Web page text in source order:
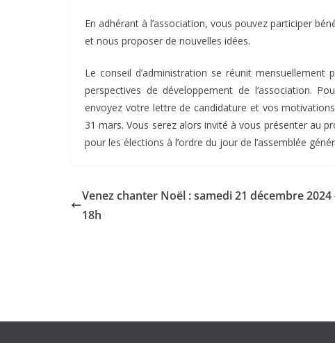
En adhérant à l’association, vous pouvez participer
et nous proposer de nouvelles idées.
Le conseil d’administration se réunit
perspectives de développement de l’association.
envoyez votre lettre de candidature et vos
31 mars. Vous serez alors invité à vous présenter au
pour les élections à l’ordre du jour de l’assemblée
Venez chanter Noël : samedi 21 décembre 2024
18h